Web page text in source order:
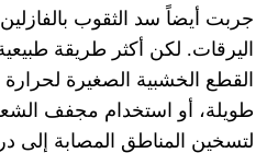
جربت أيضاً سد الثقوب
اليرقات. لكن أكثر طريقة
القطع الخشبية الصغيرة
طويلة، أو استخدام مجفف
لتسخين المناطق المصابة إلى